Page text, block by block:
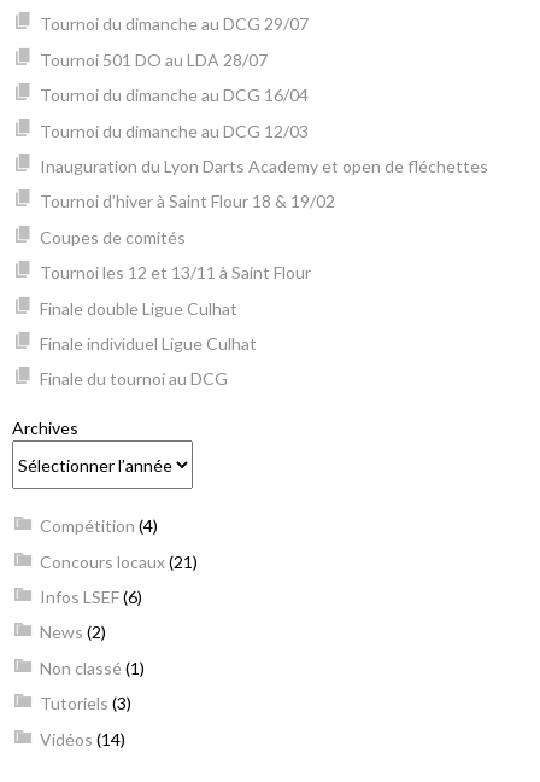
Tournoi du dimanche au DCG 29/07
Tournoi 501 DO au LDA 28/07
Tournoi du dimanche au DCG 16/04
Tournoi du dimanche au DCG 12/03
Inauguration du Lyon Darts Academy et open de fléchettes
Tournoi d’hiver à Saint Flour 18 & 19/02
Coupes de comités
Tournoi les 12 et 13/11 à Saint Flour
Finale double Ligue Culhat
Finale individuel Ligue Culhat
Finale du tournoi au DCG
Archives
Compétition (4)
Concours locaux(21)
Infos LSEF(6)
News (2)
Non classé (1)
Tutoriels (3)
Vidéos (14)